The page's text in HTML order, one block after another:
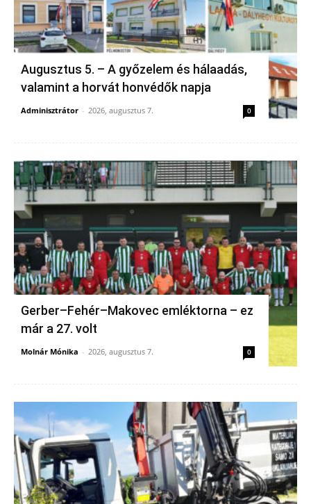
Augusztus 5. – A győzelem és hálaadás,
valamint a horvát honvédők napja
Adminisztrátor - 2026, augusztus 7. 0
Gerber–Fehér–Makovec emléktorna – ez
már a 27. volt
Molnár Mónika - 2026, augusztus 7. 0